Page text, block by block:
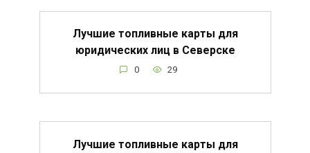
Лучшие топливные карты для
юридических лиц в Северске
0 29
Лучшие топливные карты для